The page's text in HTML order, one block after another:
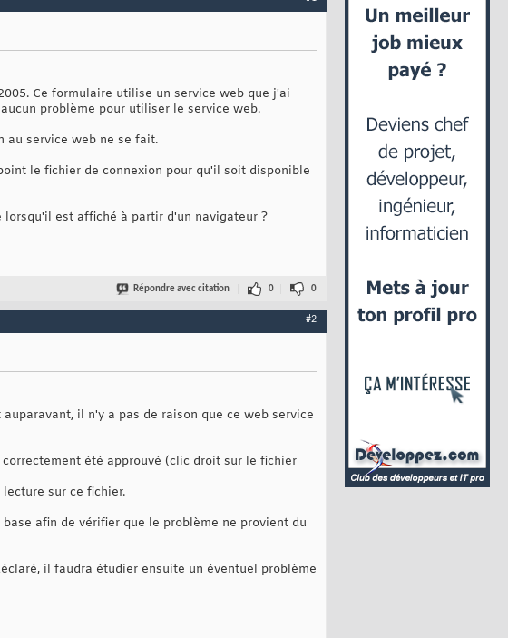
Ce formulaire utilise un service web que j'ai
problème pour utiliser le service web.
au service web ne se fait.
le fichier de connexion pour qu'il soit disponible
est affiché à partir d'un navigateur ?
Répondre avec citation 0 0
#2
il n'y a pas de raison que ce web service
été approuvé (clic droit sur le fichier
sur ce fichier.
afin de vérifier que le problème ne provient du
il faudra étudier ensuite un éventuel problème